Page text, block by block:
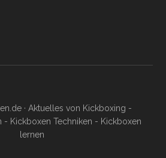
· Aktuelles von Kickboxing -
- Kickboxen Techniken - Kickboxen
lernen